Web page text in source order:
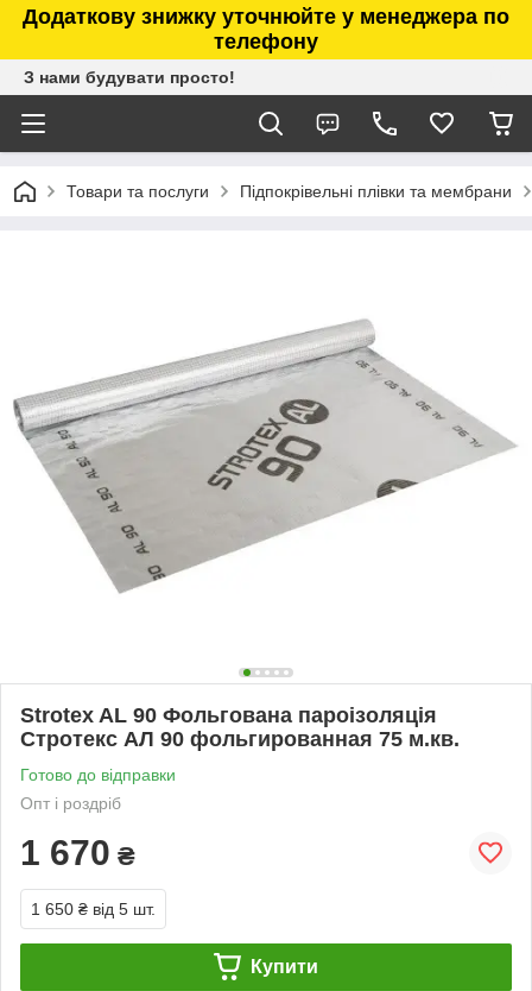
Додаткову знижку уточнюйте у менеджера по
телефону
З нами будувати просто!
Товари та послуги Підпокрівельні плівки та мембрани
Strotex AL 90 Фольгована пароізоляція
Стротекс АЛ 90 фольгированная 75 м.кв.
Готово до відправки
Опт і роздріб
1 670 ₴
1 650 ₴ від 5 шт.
Купити